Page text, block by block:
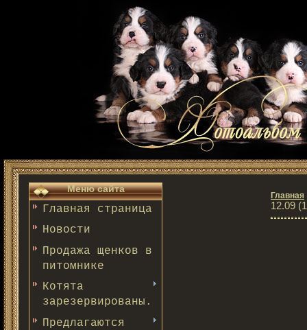
Меню сайта
Главная страница
Новости
Продажа щенков в
питомнике
Котята
зарезервированы.
Предлагаются
Главная
12.09